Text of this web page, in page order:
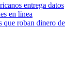
entrega datos
en línea
que roban dinero de